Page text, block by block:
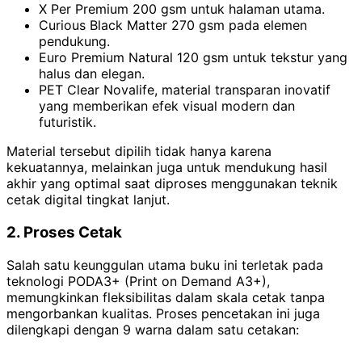
X Per Premium 200 gsm untuk halaman utama.
Curious Black Matter 270 gsm pada elemen
pendukung.
Euro Premium Natural 120 gsm untuk tekstur yang
halus dan elegan.
PET Clear Novalife, material transparan inovatif
yang memberikan efek visual modern dan
futuristik.
Material tersebut dipilih tidak hanya karena
kekuatannya, melainkan juga untuk mendukung hasil
akhir yang optimal saat diproses menggunakan teknik
cetak digital tingkat lanjut.
2. Proses Cetak
Salah satu keunggulan utama buku ini terletak pada
teknologi PODA3+ (Print on Demand A3+),
memungkinkan fleksibilitas dalam skala cetak tanpa
mengorbankan kualitas. Proses pencetakan ini juga
dilengkapi dengan 9 warna dalam satu cetakan: